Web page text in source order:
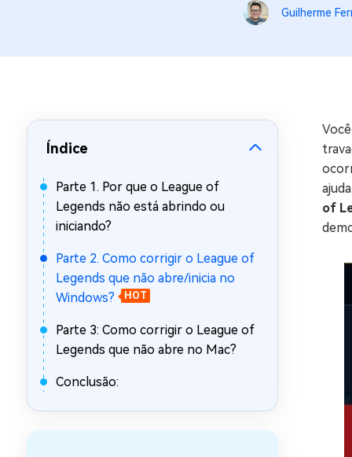
Recuperar Dados de WhatsApp no
Guilherme
Índice
Parte 1. Por que o League of
Legends não está abrindo ou
iniciando?
Parte 2. Como corrigir o League of
Legends que não abre/inicia no
Windows?
HOT
Parte 3: Como corrigir o League of
Legends que não abre no Mac?
Conclusão:
of